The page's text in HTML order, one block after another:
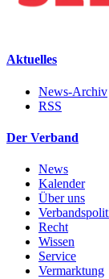
Aktuelles
News-Archiv
RSS
Der Verband
News
Kalender
Über uns
Recht
Wissen
Service
Vermarktung